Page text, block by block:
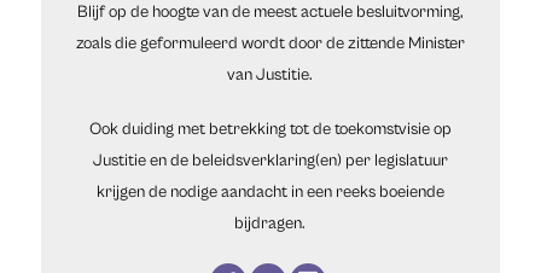
Blijf op de hoogte van de meest actuele besluitvorming,
zoals die geformuleerd wordt door de zittende Minister
van Justitie.
Ook duiding met betrekking tot de toekomstvisie op
Justitie en de beleidsverklaring(en) per legislatuur
krijgen de nodige aandacht in een reeks boeiende
bijdragen.